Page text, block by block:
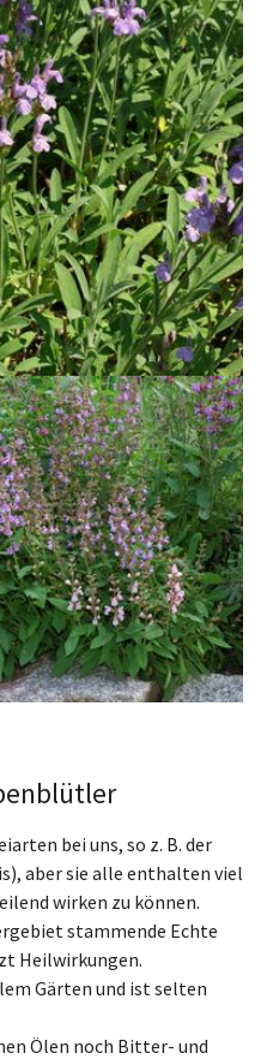
bei uns, so z. B. der
aber sie alle enthalten viel
wirken zu können.
stammende Echte
Heilwirkungen.
Gärten und ist selten
Ölen noch Bitter- und